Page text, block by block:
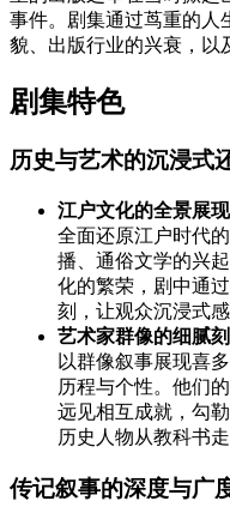
事件。剧集通过茑重的人
貌、出版行业的兴衰，以
剧集特色
历史与艺术的沉浸式
江户文化的全景展现
全面还原江户时代
播、通俗文学的兴
化的繁荣，剧中通
刻，让观众沉浸式
艺术家群像的细腻
以群像叙事展现喜
历程与个性。他们
远见相互成就，勾
历史人物从教科书走
传记叙事的深度与广